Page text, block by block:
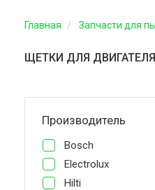
Главная Запчасти для
ЩЕТКИ ДЛЯ
Производитель
Bosch
Electrolux
Hilti